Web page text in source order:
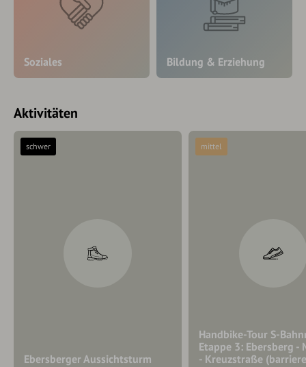
Soziales Bildung & Erziehung
Aktivitäten
Ebersberger Aussichtsturm
schwer
Handbike-Tour S-
Etappe 3: Ebersberg -
- Kreuzstraße
mittel